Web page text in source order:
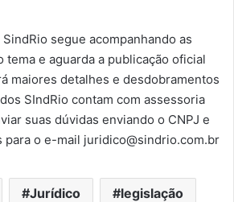
segue acompanhando as
tema e aguarda a publicação oficial
maiores detalhes e desdobramentos
SIndRio contam com assessoria
suas dúvidas enviando o CNPJ e
para o e-mail juridico@sindrio.com.br
Jurídico legislação